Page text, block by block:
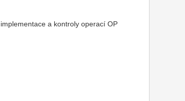
a kontroly operací OP